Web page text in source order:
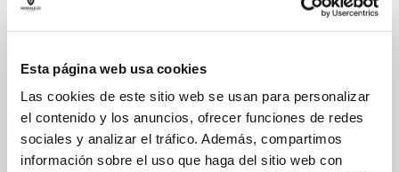
Esta página web usa cookies
Las cookies de este sitio web se usan para personalizar
el contenido y los anuncios, ofrecer funciones de redes
sociales y analizar el tráfico. Además, compartimos
información sobre el uso que haga del sitio web con
las grasas de cordero en cantidad y calidad.
Universitario Miguel Servet, de Aragón, hablarán de los
beneficios del ovino, una carne que hoy por hoy, en el
siglo XXI, ha pasado de ser una carne proscrita a una
carne totalmente prescrita. Ambos destacarán
también las propiedades y ventajas de consumir carne
de lechal y cordero en cualquier tipo de dieta.